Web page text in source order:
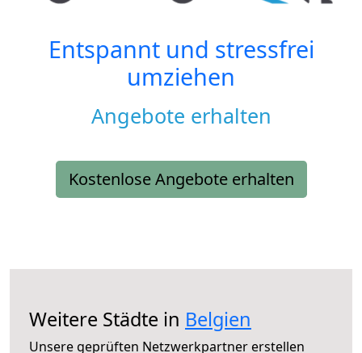
Entspannt und stressfrei
umziehen
Angebote erhalten
Kostenlose Angebote erhalten
Weitere Städte in Belgien
Unsere geprüften Netzwerkpartner erstellen